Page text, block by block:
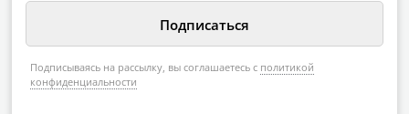
Подписываясь на рассылку, вы соглашаетесь с политикой
конфиденциальности